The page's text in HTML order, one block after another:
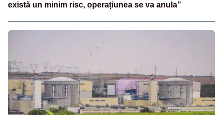
există un minim risc, operațiunea se va anula”